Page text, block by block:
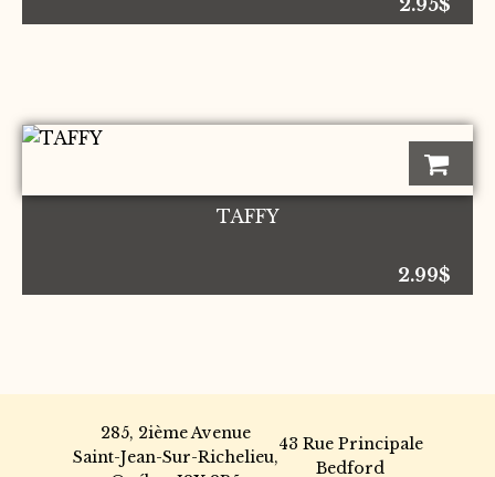
TAFFY
2.99$
285, 2ième Avenue
Saint-Jean-Sur-Richelieu,
43 Rue Principale
Bedford